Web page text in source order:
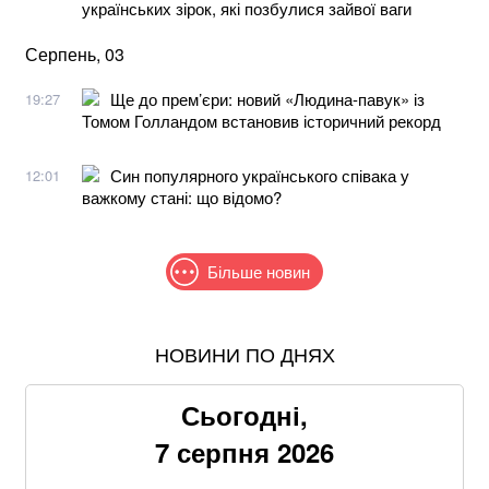
українських зірок, які позбулися зайвої ваги
Серпень, 03
19:27
Ще до прем’єри: новий «Людина-павук» із
Томом Голландом встановив історичний рекорд
12:01
Син популярного українського співака у
важкому стані: що відомо?
Більше новин
В МЗС заявили, що слова Залужного щодо членства
Понад 9,2 млрд грн: що відомо про нову гучну
справу "ПриватБанку"
НОВИНИ ПО ДНЯХ
Сьогодні,
7 серпня 2026